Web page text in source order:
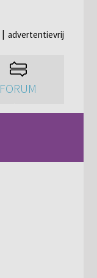
advertentievrij
FORUM